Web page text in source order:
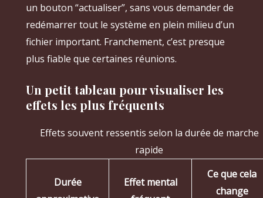
un bouton “actualiser”, sans vous demander de
redémarrer tout le système en plein milieu d’un
fichier important. Franchement, c’est presque
plus fiable que certaines réunions.
Un petit tableau pour visualiser les
effets les plus fréquents
Effets souvent ressentis selon la durée de marche
rapide
Durée
Effet mental
Ce que cela
change